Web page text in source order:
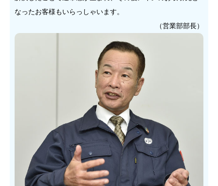
なったお客様もいらっしゃいます。
（営業部部長）